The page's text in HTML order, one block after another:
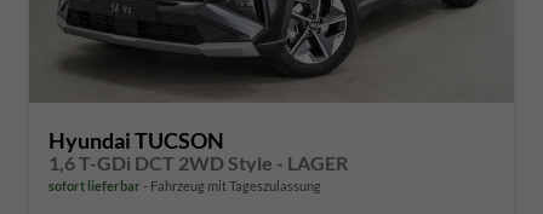
Hyundai TUCSON
1,6 T-GDi DCT 2WD Style - LAGER
sofort lieferbar Fahrzeug mit Tageszulassung